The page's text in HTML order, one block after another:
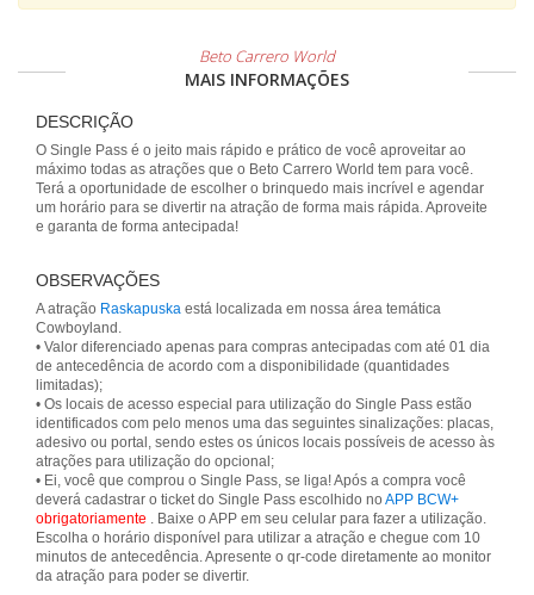
Beto Carrero World
MAIS INFORMAÇÕES
DESCRIÇÃO
O Single Pass é o jeito mais rápido e prático de você aproveitar ao
máximo todas as atrações que o Beto Carrero World tem para você.
Terá a oportunidade de escolher o brinquedo mais incrível e agendar
um horário para se divertir na atração de forma mais rápida. Aproveite
e garanta de forma antecipada!
OBSERVAÇÕES
A atração Raskapuska está localizada em nossa área temática
Cowboyland.
• Valor diferenciado apenas para compras antecipadas com até 01 dia
de antecedência de acordo com a disponibilidade (quantidades
limitadas);
• Os locais de acesso especial para utilização do Single Pass estão
identificados com pelo menos uma das seguintes sinalizações: placas,
adesivo ou portal, sendo estes os únicos locais possíveis de acesso às
atrações para utilização do opcional;
• Ei, você que comprou o Single Pass, se liga! Após a compra você
deverá cadastrar o ticket do Single Pass escolhido no APP BCW+
obrigatoriamente . Baixe o APP em seu celular para fazer a utilização.
Escolha o horário disponível para utilizar a atração e chegue com 10
minutos de antecedência. Apresente o qr-code diretamente ao monitor
da atração para poder se divertir.